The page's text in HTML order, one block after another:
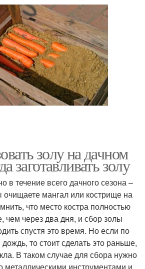
золу на дачном
заготавливать золу
в течение всего дачного сезона –
очищаете мангал или кострище на
что место костра полностью
чем через два дня, и сбор золы
спустя это время. Но если по
то стоит сделать это раньше,
В таком случае для сбора нужно
металлическими инструментами и